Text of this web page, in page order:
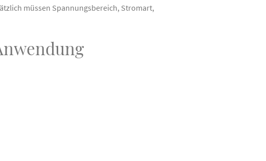
müssen Spannungsbereich, Stromart,